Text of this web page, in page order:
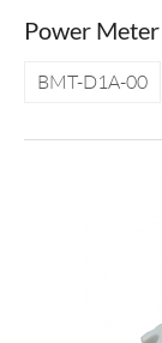
Power
BMT-D1A-00